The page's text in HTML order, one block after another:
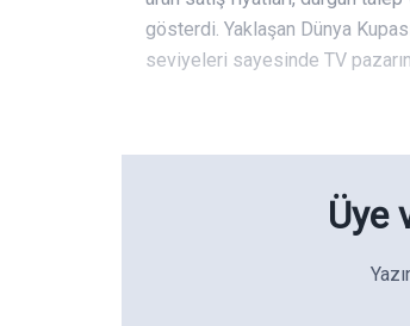
gösterdi. Yaklaşan Dünya
seviyeleri sayesinde TV
Üye